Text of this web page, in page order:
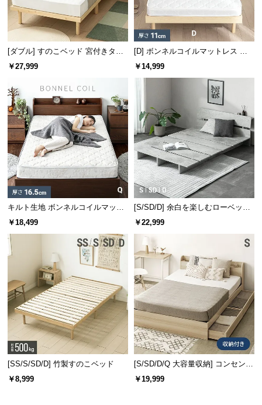
[ダブル] すのこベッド 宮付きタイ
プ
￥27,999
[D] ボンネルコイルマットレス 厚
さ11cm
￥14,999
キルト生地 ボンネルコイルマット
レス Q
￥18,499
[S/SD/D] 余白を楽しむローベッド
フレーム 天然木調 ステージベッド
￥22,999
[SS/S/SD/D] 竹製すのこベッド
￥8,999
[S/SD/D/Q 大容量収納] コンセント
機能付きベッド 収納左右組み換え
￥19,999